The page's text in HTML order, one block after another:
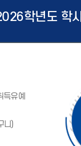
학년도 학
득유예
니)